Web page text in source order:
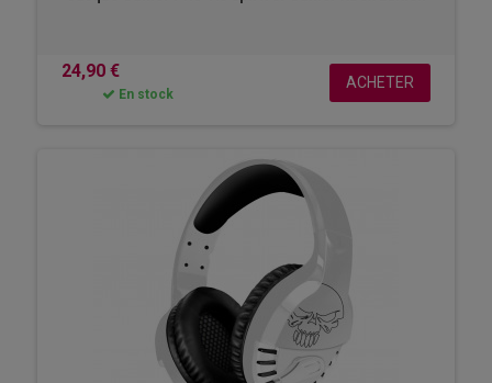
24,90 €
En stock
ACHETER